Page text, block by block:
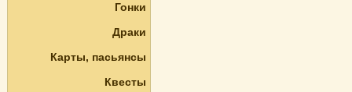
Гонки
Драки
Карты, пасьянсы
Квесты